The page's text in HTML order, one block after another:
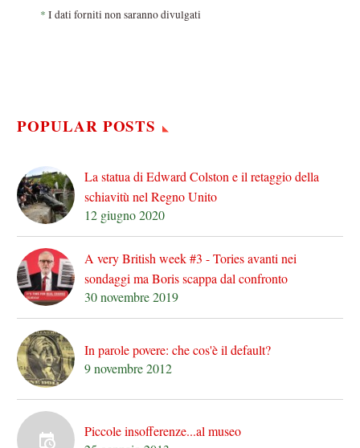
* I dati forniti non saranno divulgati
POPULAR POSTS
La statua di Edward Colston e il retaggio della
schiavitù nel Regno Unito
12 giugno 2020
A very British week #3 - Tories avanti nei
sondaggi ma Boris scappa dal confronto
30 novembre 2019
In parole povere: che cos'è il default?
9 novembre 2012
Piccole insofferenze...al museo